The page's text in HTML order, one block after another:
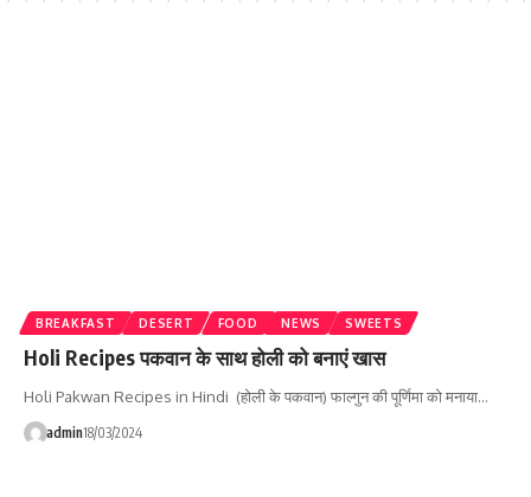
BREAKFAST DESERT FOOD NEWS SWEETS
Holi Recipes पकवान के साथ होली को बनाएं खास
Holi Pakwan Recipes in Hindi (होली के पकवान) फाल्गुन की पूर्णिमा को मनाया…
admin18/03/2024